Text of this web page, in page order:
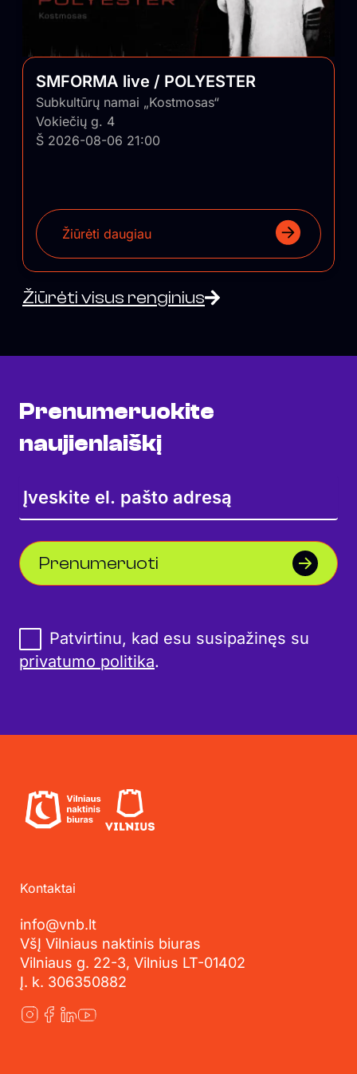
SMFORMA live / POLYESTER
Subkultūrų namai „Kostmosas“
Vokiečių g. 4
Š 2026-08-06 21:00
Žiūrėti daugiau
Žiūrėti visus renginius
Prenumeruokite
naujienlaiškį
Prenumeruoti
Patvirtinu, kad esu susipažinęs su
privatumo politika.
Kontaktai
info@vnb.lt
VšĮ Vilniaus naktinis biuras
Vilniaus g. 22-3, Vilnius LT-01402
Į. k. 306350882